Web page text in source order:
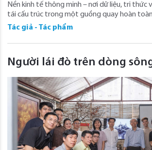
Nền kinh tế thông minh – nơi dữ liệu, tri thức
tái cấu trúc trong một guồng quay hoàn
Tác giả - Tác phẩm
Người lái đò trên dòng